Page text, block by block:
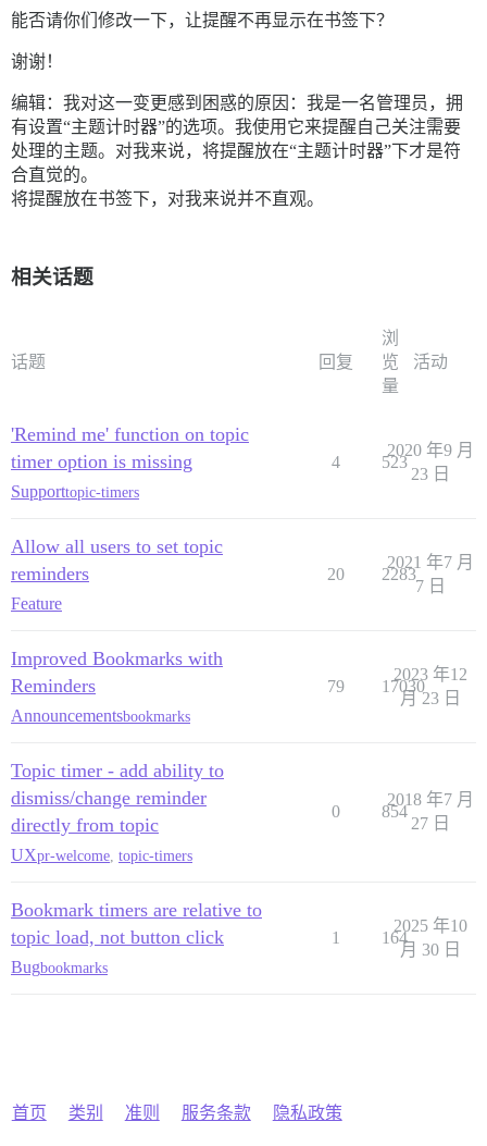
能否请你们修改一下，让提醒不再显示在书签下？
谢谢！
编辑：我对这一变更感到困惑的原因：我是一名管理员，拥
有设置“主题计时器”的选项。我使用它来提醒自己关注需要
处理的主题。对我来说，将提醒放在“主题计时器”下才是符
合直觉的。
将提醒放在书签下，对我来说并不直观。
相关话题
话题 回复
浏
览
量
活动
'Remind me' function on topic
timer option is missing
Supporttopic-timers
4 523
2020 年9 月
23 日
Allow all users to set topic
reminders
Feature
20 2283
2021 年7 月
7 日
Improved Bookmarks with
Reminders
Announcementsbookmarks
79 17030
2023 年12
月 23 日
Topic timer - add ability to
dismiss/change reminder
directly from topic
UXpr-welcome topic-timers
0 854
2018 年7 月
27 日
Bookmark timers are relative to
topic load, not button click
Bugbookmarks
1 164
2025 年10
月 30 日
首页 类别 准则 服务条款 隐私政策